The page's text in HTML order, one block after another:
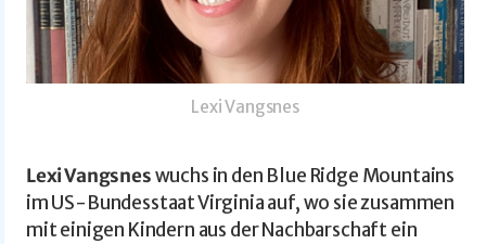
Lexi Vangsnes
Lexi Vangsneswuchs in den Blue Ridge Mountains
im US-Bundesstaat Virginia auf, wo sie zusammen
mit einigen Kindern aus der Nachbarschaft ein